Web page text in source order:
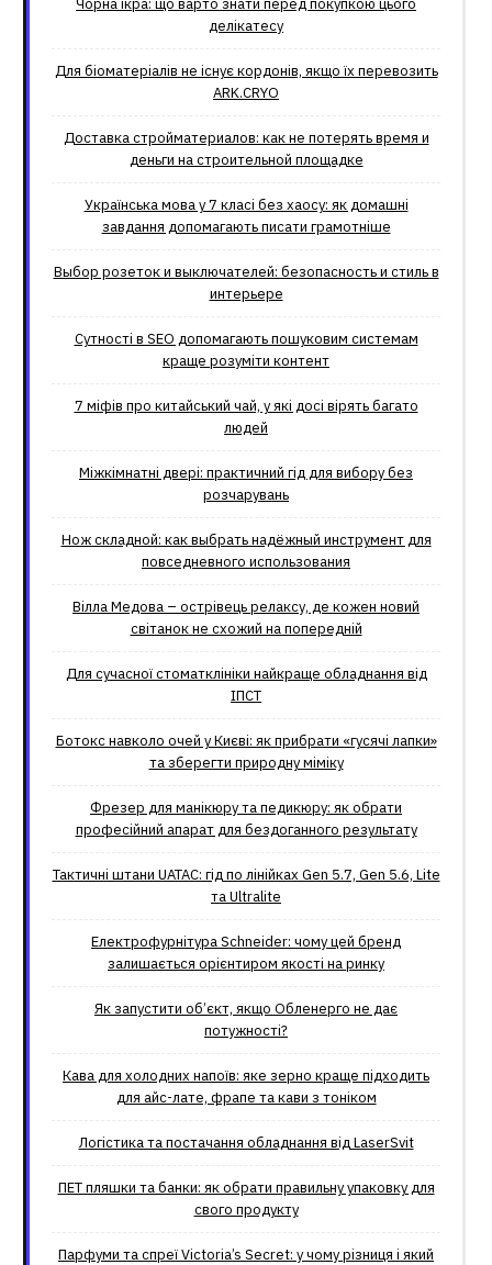
Чорна ікра: що варто знати перед покупкою цього
делікатесу
Для біоматеріалів не існує кордонів, якщо їх перевозить
ARK.CRYO
Доставка стройматериалов: как не потерять время и
деньги на строительной площадке
Українська мова у 7 класі без хаосу: як домашні
завдання допомагають писати грамотніше
Выбор розеток и выключателей: безопасность и стиль в
интерьере
Сутності в SEO допомагають пошуковим системам
краще розуміти контент
7 міфів про китайський чай, у які досі вірять багато
людей
Міжкімнатні двері: практичний гід для вибору без
розчарувань
Нож складной: как выбрать надёжный инструмент для
повседневного использования
Вілла Медова – острівець релаксу, де кожен новий
світанок не схожий на попередній
Для сучасної стоматклініки найкраще обладнання від
ІПСТ
Ботокс навколо очей у Києві: як прибрати «гусячі лапки»
та зберегти природну міміку
Фрезер для манікюру та педикюру: як обрати
професійний апарат для бездоганного результату
Тактичні штани UATAC: гід по лінійках Gen 5.7, Gen 5.6, Lite
та Ultralite
Електрофурнітура Schneider: чому цей бренд
залишається орієнтиром якості на ринку
Як запустити об’єкт, якщо Обленерго не дає
потужності?
Кава для холодних напоїв: яке зерно краще підходить
для айс-лате, фрапе та кави з тоніком
Логістика та постачання обладнання від LaserSvit
ПЕТ пляшки та банки: як обрати правильну упаковку для
свого продукту
Парфуми та спреї Victoria’s Secret: у чому різниця і який